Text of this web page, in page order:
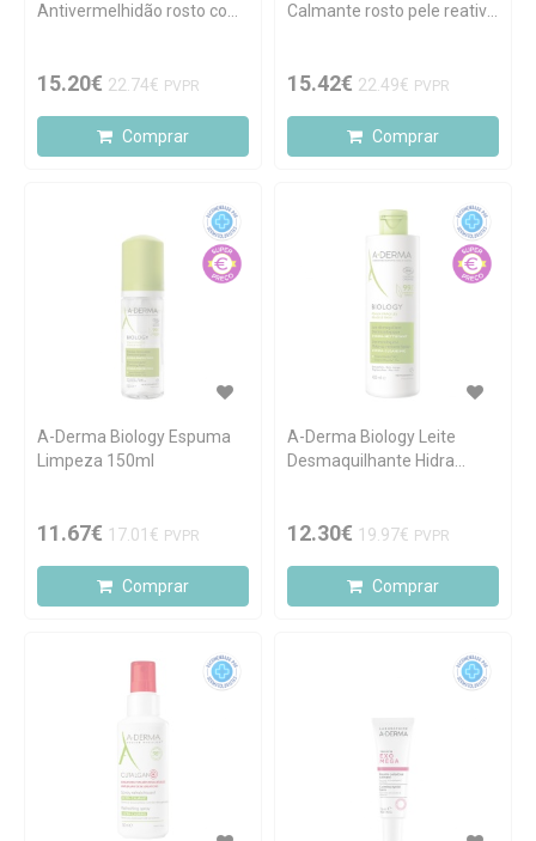
Antivermelhidão rosto com
15.20€ 22.74€ PVPR
Comprar
Calmante rosto pele reativa
15.42€ 22.49€ PVPR
Comprar
A-Derma Biology Espuma
Limpeza 150ml
11.67€ 17.01€ PVPR
Comprar
A-Derma Biology Leite
Desmaquilhante Hidra
12.30€ 19.97€ PVPR
Comprar